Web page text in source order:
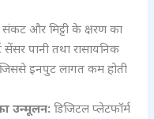
और मिट्टी के क्षरण का
सेंसर पानी तथा रासायनिक
इनपुट लागत कम होती
उन्मूलन: डिजिटल प्लेटफॉर्म